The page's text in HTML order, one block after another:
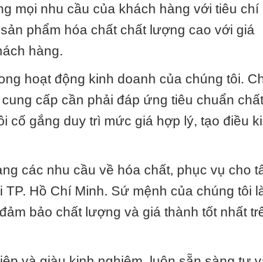
mọi nhu cầu của khách hàng với tiêu chí
phẩm hóa chất chất lượng cao với giá
hàng.
hoạt động kinh doanh của chúng tôi.
cấp cần phải đáp ứng tiêu chuẩn chất
cố gắng duy trì mức giá hợp lý, tạo điều
các nhu cầu về hóa chất, phục vụ cho
Hồ Chí Minh. Sứ mệnh của chúng tôi
bảo chất lượng và giá thành tốt nhất